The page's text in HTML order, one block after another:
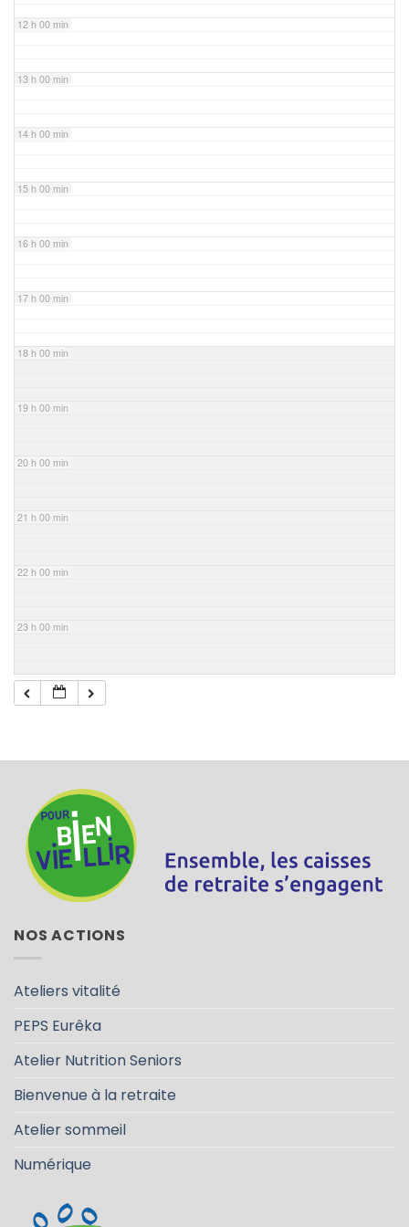
12 h 00 min
13 h 00 min
14 h 00 min
15 h 00 min
16 h 00 min
17 h 00 min
18 h 00 min
19 h 00 min
20 h 00 min
21 h 00 min
22 h 00 min
23 h 00 min
NOS ACTIONS
Ateliers vitalité
PEPS Eurêka
Atelier Nutrition Seniors
Bienvenue à la retraite
Atelier sommeil
Numérique